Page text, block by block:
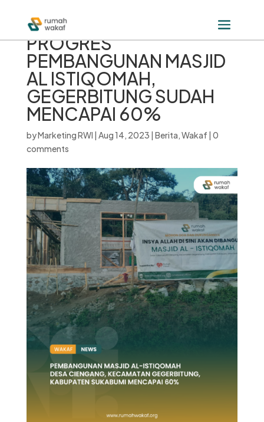
PROGRES
PEMBANGUNAN MASJID
AL ISTIQOMAH,
GEGERBITUNG SUDAH
MENCAPAI 60%
byMarketing RWI | Aug 14, 2023 | Berita,Wakaf | 0
comments